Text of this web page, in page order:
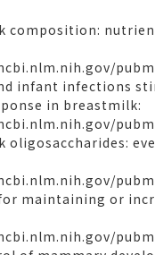
composition:
infant infections
in breastmilk:
oligosaccharides:
maintaining or